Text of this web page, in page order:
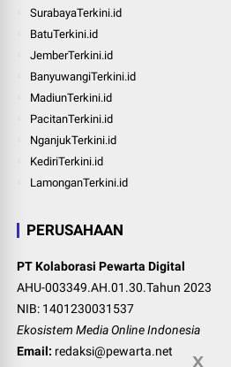
SurabayaTerkini.id
BatuTerkini.id
JemberTerkini.id
BanyuwangiTerkini.id
MadiunTerkini.id
PacitanTerkini.id
NganjukTerkini.id
KediriTerkini.id
LamonganTerkini.id
PERUSAHAAN
PT Kolaborasi Pewarta Digital
AHU-003349.AH.01.30.Tahun 2023
NIB: 1401230031537
Ekosistem Media Online Indonesia
Email: redaksi@pewarta.net